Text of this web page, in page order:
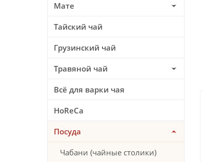
Мате
Тайский чай
Грузинский чай
Травяной чай
Всё для варки чая
HoReCa
Посуда
Чабани (чайные столики)